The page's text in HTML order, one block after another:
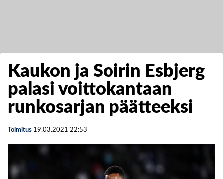
Kaukon ja Soirin Esbjerg
palasi voittokantaan
runkosarjan päätteeksi
Toimitus 19.03.2021 22:53